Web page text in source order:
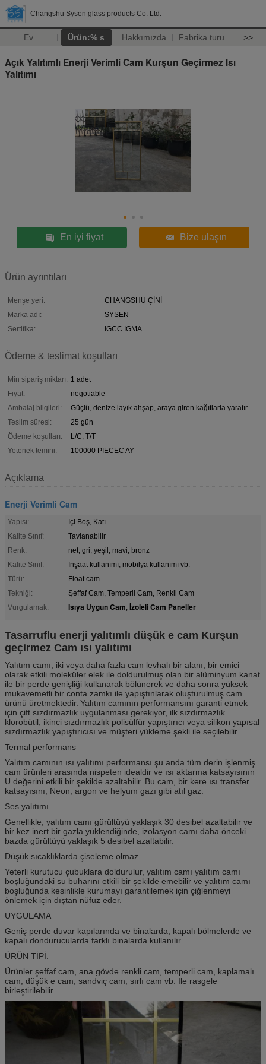
Changshu Sysen glass products Co. Ltd.
Ev Ürün:% s Hakkımızda Fabrika turu >>
Açık Yalıtımlı Enerji Verimli Cam Kurşun Geçirmez Isı
Yalıtımı
En iyi fiyat Bize ulaşın
Ürün ayrıntıları
Menşe yeri:
CHANGSHU ÇİNİ
Marka adı:
SYSEN
Sertifika:
IGCC IGMA
Ödeme & teslimat koşulları
Min sipariş miktarı: 1 adet
Fiyat:
negotiable
Ambalaj bilgileri:
Güçlü, denize layık ahşap, araya giren kağıtlarla yaratır
Teslim süresi:
25 gün
Ödeme koşulları:
L/C, T/T
Yetenek temini:
100000 PIECEC AY
Açıklama
Enerji Verimli Cam
Yapısı:
İçi Boş, Katı
Kalite Sınıf:
Tavlanabilir
Renk:
net, gri, yeşil, mavi, bronz
Kalite Sınıf:
Inşaat kullanımı, mobilya kullanımı vb.
Türü:
Float cam
Tekniği:
Şeffaf Cam, Temperli Cam, Renkli Cam
Vurgulamak:
Isıya Uygun Cam, İzoleli Cam Paneller
Tasarruflu enerji yalıtımlı düşük e cam Kurşun
geçirmez Cam ısı yalıtımı
Yalıtım camı, iki veya daha fazla cam levhalı bir alanı, bir emici
olarak etkili moleküler elek ile doldurulmuş olan bir alüminyum kanat
ile bir perde genişliği kullanarak bölünerek ve daha sonra yüksek
mukavemetli bir conta zamkı ile yapıştınlarak oluşturulmuş cam
ürünü üretmektedir. Yalıtım camının performansını garanti etmek
için çift sızdırmazlık uygulanması gerekiyor, ilk sızdırmazlık
klorobütil, ikinci sızdırmazlık polisülfür yapıştırıcı veya silikon yapısal
sızdırmazlık yapıştırıcısı ve müşteri yükleme şekli ile seçilebilir.
Termal performans
Yalıtım camının ısı yalıtımı performansı şu anda tüm derin işlenmiş
cam ürünleri arasında nispeten idealdir ve ısı aktarma katsayısının
U değerini etkili bir şekilde azaltabilir. Bu cam, bir kere ısı transfer
katsayısını, Neon, argon ve helyum gazı gibi atıl gaz.
Ses yalıtımı
Genellikle, yalıtım camı gürültüyü yaklaşık 30 desibel azaltabilir ve
bir kez inert bir gazla yüklendiğinde, izolasyon camı daha önceki
bazda gürültüyü yaklaşık 5 desibel azaltabilir.
Düşük sıcaklıklarda çiseleme olmaz
Yeterli kurutucu çubuklara doldurulur, yalıtım camı yalıtım camı
boşluğundaki su buharını etkili bir şekilde emebilir ve yalıtım camı
boşluğunda kesinlikle kurumayı garantilemek için çiğlenmeyi
önlemek için dıştan nüfuz eder.
UYGULAMA
Geniş perde duvar kapılarında ve binalarda, kapalı bölmelerde ve
kapalı dondurucularda farklı binalarda kullanılır.
ÜRÜN TİPİ:
Ürünler şeffaf cam, ana gövde renkli cam, temperli cam, kaplamalı
cam, düşük e cam, sandviç cam, sırlı cam vb. Ile rasgele
birleştirilebilir.